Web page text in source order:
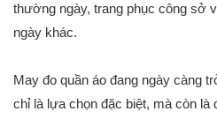
thường ngày, trang phục công sở
ngày khác.
May đo quần áo đang ngày càng
chỉ là lựa chọn đặc biệt, mà còn